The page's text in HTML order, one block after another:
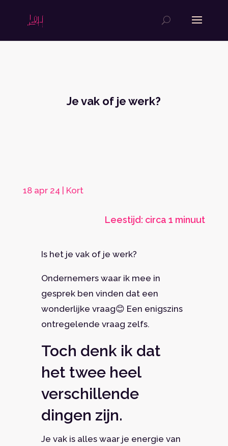
Je vak of je werk?
18 apr 24 Kort
Leestijd: circa 1 minuut
Is het je vak of je werk?
Ondernemers waar ik mee in
gesprek ben vinden dat een
wonderlijke vraag😊 Een enigszins
ontregelende vraag zelfs.
Toch denk ik dat
het twee heel
verschillende
dingen zijn.
Je vak is alles waar je energie van